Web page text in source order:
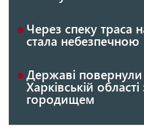
Через спеку траса
стала небезпечною
Державі
Харківській
городищем